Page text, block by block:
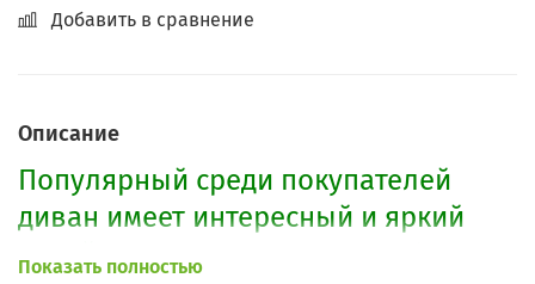
Добавить в сравнение
Описание
Популярный среди покупателей
диван имеет интересный и яркий
дизайн, при этом прост и удобен в
Показать полностью